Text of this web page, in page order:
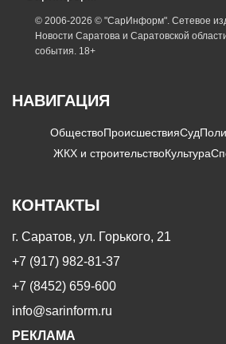
© 2006-2026 © "СарИнформ". Сетевое
Новости Саратова и Саратовской
события. 18+
НАВИГАЦИЯ
ОбществоПроисшествияСуд
ЖКХ и строительствоКультура
КОНТАКТЫ
г. Саратов, ул. Горького, 21
+7 (917) 982-81-37
+7 (8452) 659-600
info@sarinform.ru
РЕКЛАМА